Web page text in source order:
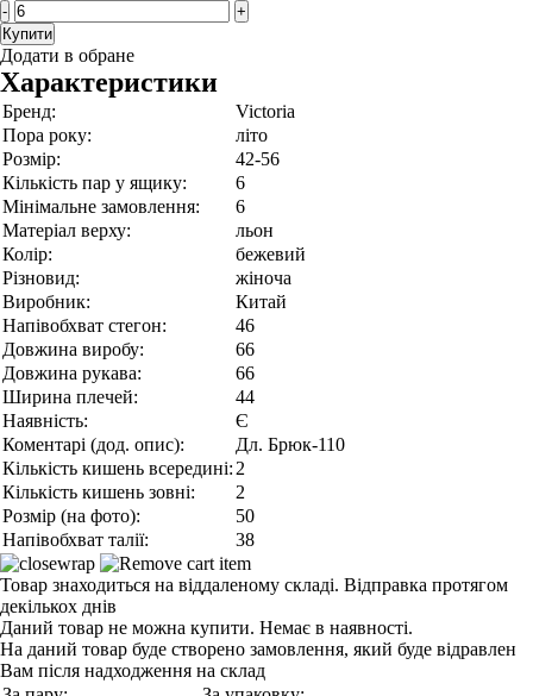
-
+
Купити
Додати в обране
Характеристики
Бренд:
Victoria
Пора року:
літо
Розмір:
42-56
Кількість пар у ящику:
6
Мінімальне замовлення:
6
Матеріал верху:
льон
Колір:
бежевий
Різновид:
жіноча
Виробник:
Китай
Напівобхват стегон:
46
Довжина виробу:
66
Довжина рукава:
66
Ширина плечей:
44
Наявність:
Є
Коментарі (дод. опис):
Дл. Брюк-110
Кількість кишень всередині: 2
Кількість кишень зовні:
2
Розмір (на фото):
50
Напівобхват талії:
38
Товар знаходиться на віддаленому складі. Відправка протягом
декількох днів
Даний товар не можна купити. Немає в наявності.
На даний товар буде створено замовлення, який буде відравлен
Вам після надходження на склад